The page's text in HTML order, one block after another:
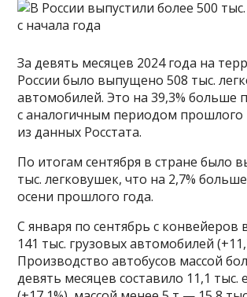
За девять месяцев 2024 года на
России было выпущено 508 тыс.
автомобилей. Это на 39,3% больше
с аналогичным периодом прошлого
из данных Росстата.
По итогам сентября в стране было
тыс. легковушек, что на 2,7%
осени прошлого года.
С января по сентябрь с конвейеров
141 тыс. грузовых автомобилей
Производство автобусов массой
девять месяцев составило 11,1 тыс.